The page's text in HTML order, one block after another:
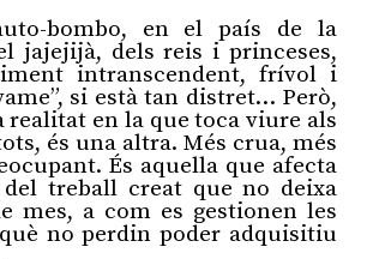
bombo, en el país de la
jajejijà, dels reis i princeses,
intranscendent, frívol i
si està tan distret… Però,
realitat en la que toca viure als
és una altra. Més crua, més
És aquella que afecta
treball creat que no deixa
mes, a com es gestionen les
no perdin poder adquisitiu